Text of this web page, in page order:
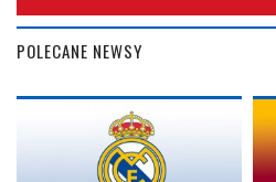
POLECANE NEWSY